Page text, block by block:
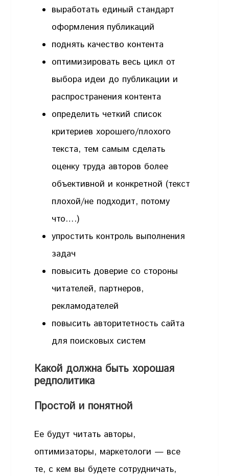
выработать единый стандарт
оформления публикаций
поднять качество контента
оптимизировать весь цикл от
выбора идеи до публикации и
распространения контента
определить четкий список
критериев хорошего/плохого
текста, тем самым сделать
оценку труда авторов более
объективной и конкретной (текст
плохой/не подходит, потому
что….)
упростить контроль выполнения
задач
повысить доверие со стороны
читателей, партнеров,
рекламодателей
повысить авторитетность сайта
для поисковых систем
Какой должна быть хорошая
редполитика
Простой и понятной
Ее будут читать авторы,
оптимизаторы, маркетологи — все
те, с кем вы будете сотрудничать,